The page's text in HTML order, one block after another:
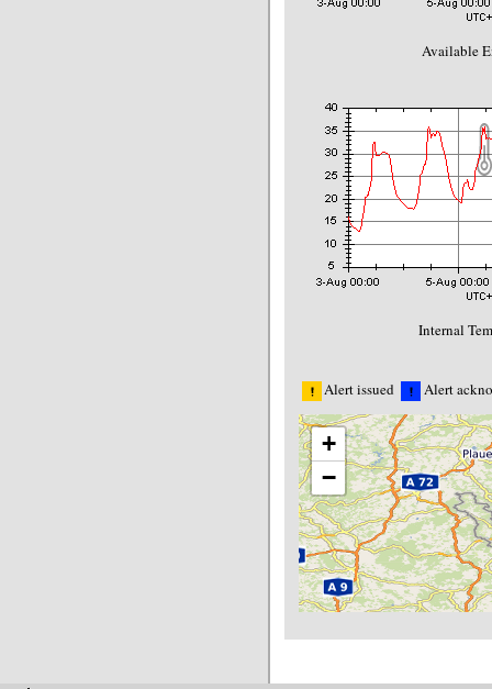
Available
Internal
Alert issued Alert
+
−